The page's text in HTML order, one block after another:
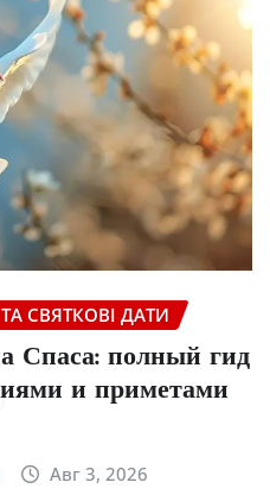
СВЯТКОВІ ДАТИ
Спаса: полный гид
и приметами
Авг 3, 2026